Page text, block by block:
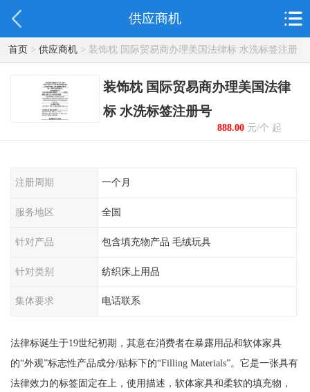
供应商机
首页> 供应商机> 装饰枕 国际贸易商办理美国法律标 水洗标签注册
号
装饰枕 国际贸易商办理美国法律
标 水洗标签注册号
888.00元/个 起
注册周期 一个月
服务地区 全国
针对产品 包含填充物产品 毛绒玩具
针对类别 纺织床上用品
集体要求 电话联系
法律标诞生于19世纪初期，其意在消费者在暴露用品和软体家具
的“外观”标志性产品成分/贴标下的“Filling Materials”。它是一张具有
法律效力的标签固定在上，使用描述，软体家具和柔软的填充物，